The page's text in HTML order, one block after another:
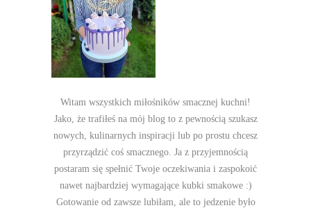
Witam wszystkich miłośników smacznej kuchni!
Jako, że trafiłeś na mój blog to z pewnością szukasz
nowych, kulinarnych inspiracji lub po prostu chcesz
przyrządzić coś smacznego. Ja z przyjemnością
postaram się spełnić Twoje oczekiwania i zaspokoić
nawet najbardziej wymagające kubki smakowe :)
Gotowanie od zawsze lubiłam, ale to jedzenie było